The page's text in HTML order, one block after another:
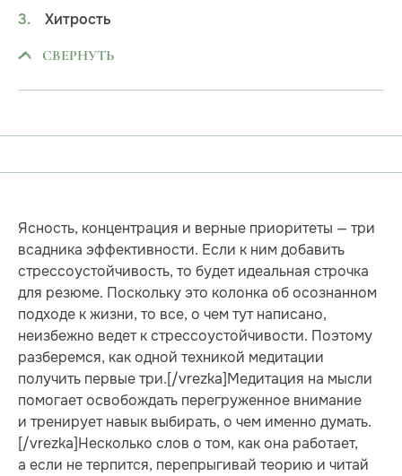
Хитрость
СВЕРНУТЬ
Ясность, концентрация и верные приоритеты — три
всадника эффективности. Если к ним добавить
стрессоустойчивость, то будет идеальная строчка
для резюме. Поскольку это колонка об осознанном
подходе к жизни, то все, о чем тут написано,
неизбежно ведет к стрессоустойчивости. Поэтому
разберемся, как одной техникой медитации
получить первые три.[/vrezka]Медитация на мысли
помогает освобождать перегруженное внимание
и тренирует навык выбирать, о чем именно думать.
[/vrezka]Несколько слов о том, как она работает,
а если не терпится, перепрыгивай теорию и читай